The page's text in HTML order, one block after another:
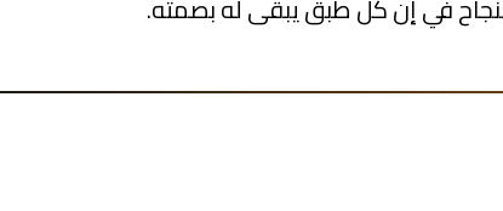
في إن كل طبق يبقى له بصمته.